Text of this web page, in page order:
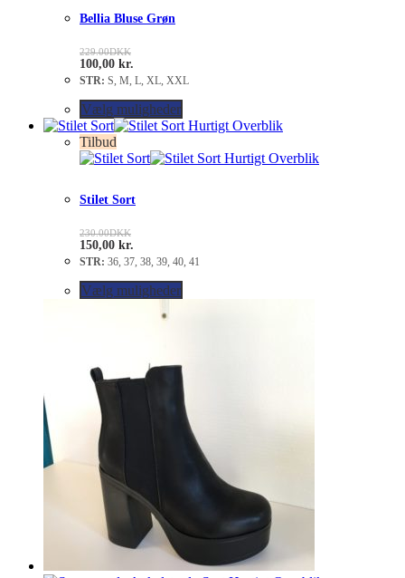
Bellia Bluse Grøn
229.00DKK
100,00 kr.
STR: S, M, L, XL, XXL
Vælg muligheder
Hurtigt Overblik
Tilbud
Hurtigt Overblik
Stilet Sort
230.00DKK
150,00 kr.
STR: 36, 37, 38, 39, 40, 41
Vælg muligheder